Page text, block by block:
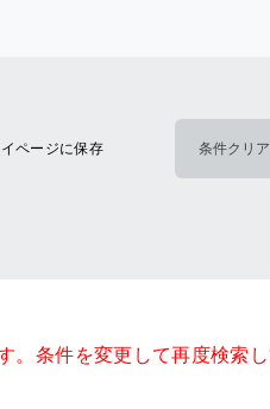
ページに保存
。条件を変更して再度検索し